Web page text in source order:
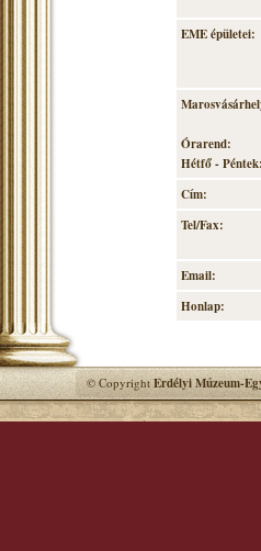
EME épületei:
Órarend:
Hétfő -
Cím:
Tel/Fax:
Email:
Honlap:
© CopyrightErdélyi Múzeum-